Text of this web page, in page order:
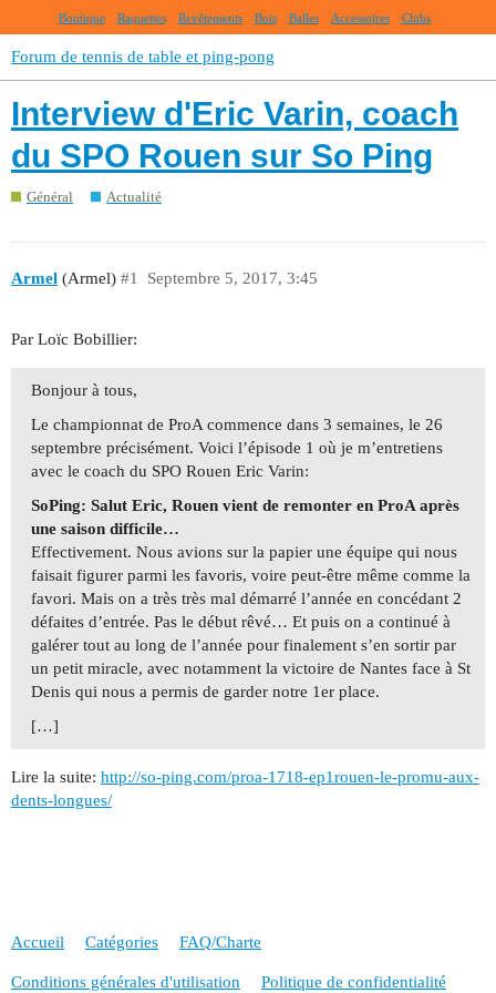
Boutique Raquettes Revêtements Bois Balles Accessoires Clubs
Forum de tennis de table et ping-pong
Interview d'Eric Varin, coach
du SPO Rouen sur So Ping
Général Actualité
Armel (Armel) Septembre 5, 2017, 3:45
#1
Par Loïc Bobillier:
Bonjour à tous,
Le championnat de ProA commence dans 3 semaines, le 26
septembre précisément. Voici l’épisode 1 où je m’entretiens
avec le coach du SPO Rouen Eric Varin:
SoPing: Salut Eric, Rouen vient de remonter en ProA après
une saison difficile…
Effectivement. Nous avions sur la papier une équipe qui nous
faisait figurer parmi les favoris, voire peut-être même comme la
favori. Mais on a très très mal démarré l’année en concédant 2
défaites d’entrée. Pas le début rêvé… Et puis on a continué à
galérer tout au long de l’année pour finalement s’en sortir par
un petit miracle, avec notamment la victoire de Nantes face à St
Denis qui nous a permis de garder notre 1er place.
[…]
Lire la suite: http://so-ping.com/proa-1718-ep1rouen-le-promu-aux-
dents-longues/
Accueil Catégories FAQ/Charte
Conditions générales d'utilisation Politique de confidentialité